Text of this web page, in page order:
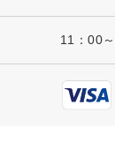
11：00